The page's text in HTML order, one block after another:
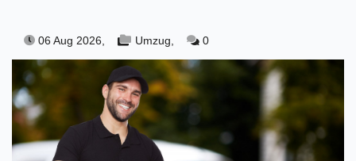
06 Aug 2026, Umzug, 0